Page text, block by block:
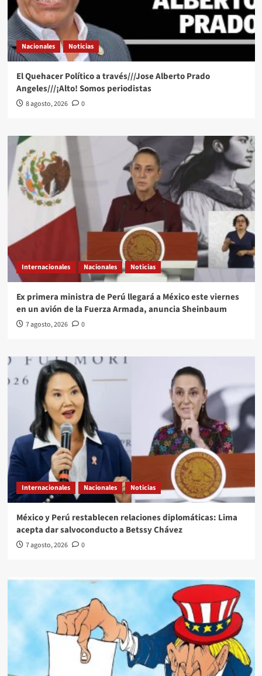
Nacionales Noticias
El Quehacer Político a través///Jose Alberto Prado
Angeles///¡Alto! Somos periodistas
8 agosto, 2026 0
Internacionales Nacionales Noticias
Ex primera ministra de Perú llegará a México este viernes
en un avión de la Fuerza Armada, anuncia Sheinbaum
7 agosto, 2026 0
Internacionales Nacionales Noticias
México y Perú restablecen relaciones diplomáticas: Lima
acepta dar salvoconducto a Betssy Chávez
7 agosto, 2026 0